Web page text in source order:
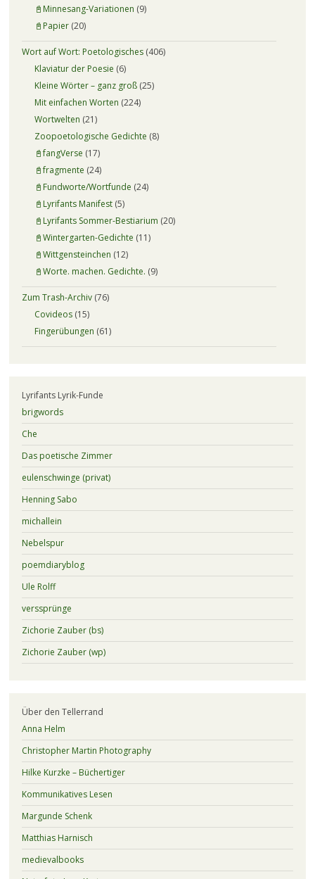
📓Minnesang-Variationen (9)
📓Papier(20)
Wort auf Wort: Poetologisches(406)
Klaviatur der Poesie (6)
Kleine Wörter – ganz groß(25)
Mit einfachen Worten (224)
Wortwelten (21)
Zoopoetologische Gedichte (8)
📓fangVerse (17)
📓fragmente (24)
📓Fundworte/Wortfunde (24)
📓Lyrifants Manifest(5)
📓Lyrifants Sommer-Bestiarium (20)
📓Wintergarten-Gedichte (11)
📓Wittgensteinchen (12)
📓Worte. machen. Gedichte. (9)
Zum Trash-Archiv(76)
Covideos(15)
Fingerübungen (61)
Lyrifants Lyrik-Funde
brigwords
Che
Das poetische Zimmer
eulenschwinge (privat)
Henning Sabo
michallein
Nebelspur
poemdiaryblog
Ule Rolff
verssprünge
Zichorie Zauber (bs)
Zichorie Zauber (wp)
Über den Tellerrand
Anna Helm
Christopher Martin Photography
Hilke Kurzke – Büchertiger
Kommunikatives Lesen
Margunde Schenk
Matthias Harnisch
medievalbooks